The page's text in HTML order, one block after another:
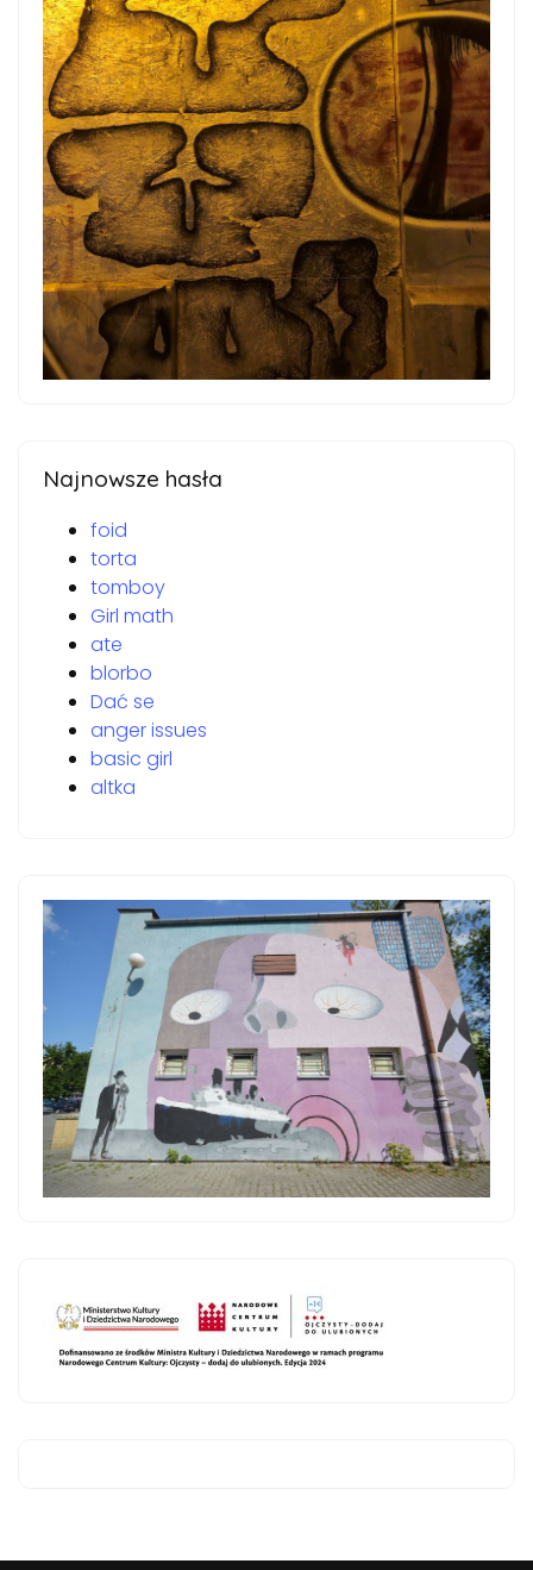
Najnowsze hasła
foid
torta
tomboy
Girl math
ate
blorbo
Dać se
anger issues
basic girl
altka